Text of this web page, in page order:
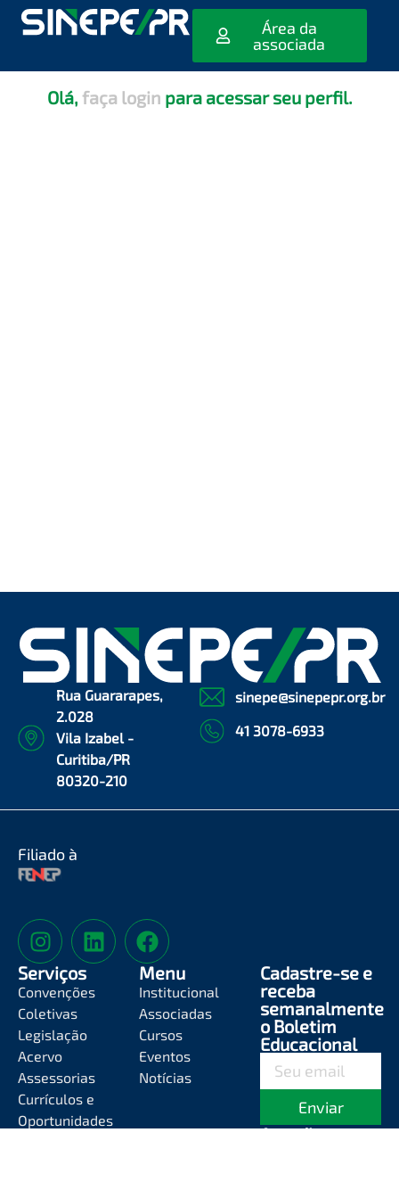
Área da
associada
[editar_escola_usuario]
Olá, faça login para acessar seu perfil.
Rua Guararapes,
2.028
Vila Izabel -
Curitiba/PR
80320-210
sinepe@sinepepr.org.br
41 3078-6933
Filiado à
Serviços
Convenções
Coletivas
Legislação
Acervo
Assessorias
Currículos e
Oportunidades
Menu
Institucional
Associadas
Cursos
Eventos
Notícias
Cadastre-se e
receba
semanalmente
o Boletim
Educacional
Enviar
Atendimento